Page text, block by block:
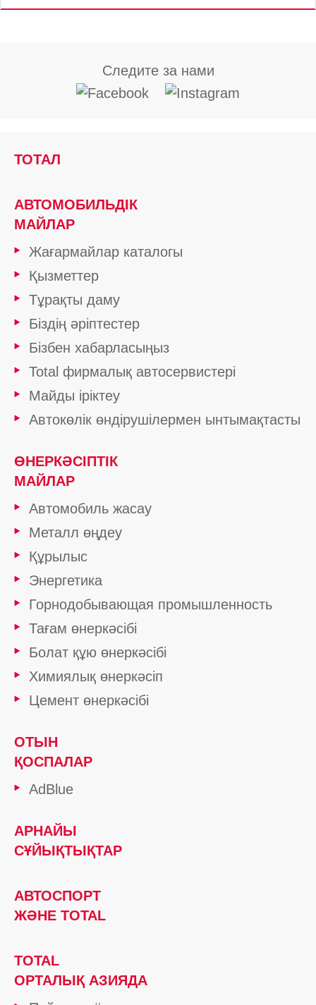
Следите за нами
ТОТАЛ
АВТОМОБИЛЬДІК
МАЙЛАР
Жағармайлар каталогы
Қызметтер
Тұрақты даму
Біздің әріптестер
Бізбен хабарласыңыз
Total фирмалық автосервистері
Майды іріктеу
Автокөлік өндірушілермен ынтымақтасты
ӨНЕРКӘСІПТІК
МАЙЛАР
Автомобиль жасау
Металл өңдеу
Құрылыс
Энергетика
Горнодобывающая промышленность
Тағам өнеркәсібі
Болат құю өнеркәсібі
Химиялық өнеркәсіп
Цемент өнеркәсібі
ОТЫН
ҚОСПАЛАР
AdBlue
АРНАЙЫ
СҰЙЫҚТЫҚТАР
АВТОСПОРТ
ЖӘНЕ TOTAL
TOTAL
ОРТАЛЫҚ АЗИЯДА